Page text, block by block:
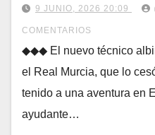
9 JUNIO, 2026 20:09
COMENTARIOS
◆◆◆ El nuevo técnico
el Real Murcia, que lo
tenido a una aventura en
ayudante…